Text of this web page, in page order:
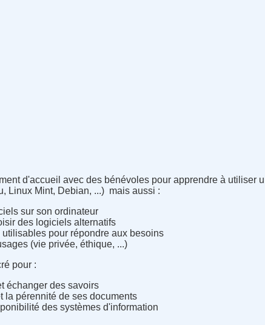
d'accueil avec des bénévoles pour apprendre à utiliser
Linux Mint, Debian, ...) mais aussi :
sur son ordinateur
des logiciels alternatifs
pour répondre aux besoins
(vie privée, éthique, ...)
pour :
échanger des savoirs
la pérennité de ses documents
des systèmes d'information